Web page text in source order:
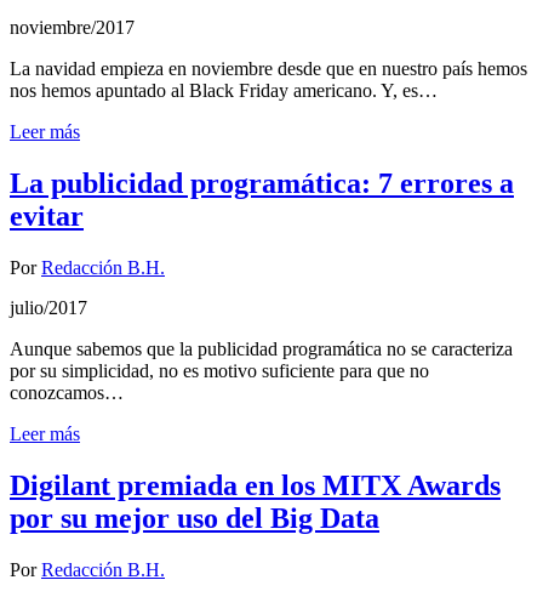
noviembre/2017
La navidad empieza en noviembre desde que en nuestro país hemos
nos hemos apuntado al Black Friday americano. Y, es…
Leer más
La publicidad programática: 7 errores a
evitar
PorRedacción B.H.
julio/2017
Aunque sabemos que la publicidad programática no se caracteriza
por su simplicidad, no es motivo suficiente para que no
conozcamos…
Leer más
Digilant premiada en los MITX Awards
por su mejor uso del Big Data
PorRedacción B.H.